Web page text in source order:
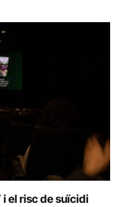
i el risc de suïcidi